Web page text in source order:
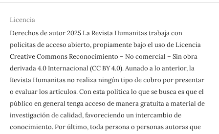
Licencia
Derechos de autor 2025 La Revista Humanitas trabaja con
policitas de acceso abierto, propiamente bajo el uso de Licencia
Creative Commons Reconocimiento – No comercial – Sin obra
derivada 4.0 Internacional (CC BY 4.0). Aunado a lo anterior, la
Revista Humanitas no realiza ningún tipo de cobro por presentar
o evaluar los artículos. Con esta política lo que se busca es que el
público en general tenga acceso de manera gratuita a material de
investigación de calidad, favoreciendo un intercambio de
conocimiento. Por último, toda persona o personas autoras que